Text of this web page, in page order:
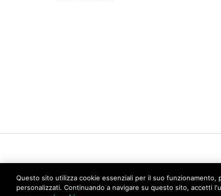
Questo sito utilizza cookie essenziali per il suo funzionamento,
personalizzati. Continuando a navigare su questo sito, accetti